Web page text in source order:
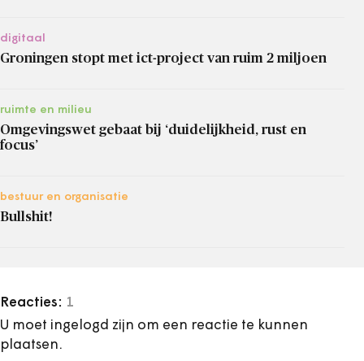
digitaal
Groningen stopt met ict-project van ruim 2 miljoen
ruimte en milieu
Omgevingswet gebaat bij ‘duidelijkheid, rust en
focus’
bestuur en organisatie
Bullshit!
Reacties: 1
U moet ingelogd zijn om een reactie te kunnen
plaatsen.